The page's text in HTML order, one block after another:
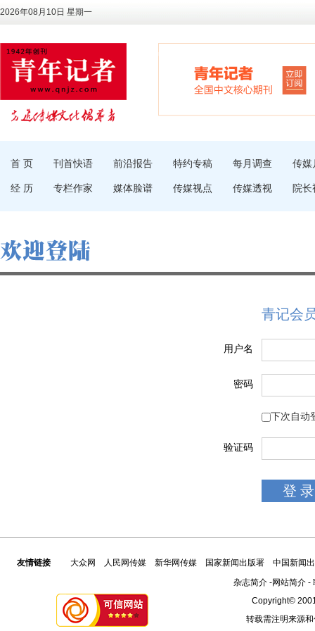
2026年08月10日 星期一
首 页 刊首快语 前沿报告 特约专稿 每月调查 传媒
经 历 专栏作家 媒体脸谱 传媒视点 传媒透视 院长
青记会
用户名
密码
下次自动
验证码
友情链接 大众网 人民网传媒 新华网传媒 国家新闻出版署
中国新闻
杂志简介 -网站简介 -
Copyright©
转载需注明来源